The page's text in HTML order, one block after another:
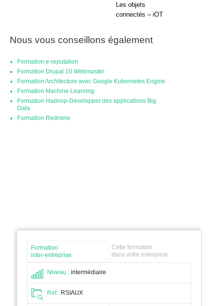
Les objets
connectés – iOT
Nous vous conseillons également
Formation e-reputation
Formation Drupal 10 Webmaster
Formation Architecture avec Google Kubernetes Engine
Formation Machine Learning
Formation Hadoop-Développer des applications Big
Data
Formation Redmine
Formation
inter-entreprise
Cette formation
dans votre entreprise
Niveau : intermédiaire
Ref : RSIAUX